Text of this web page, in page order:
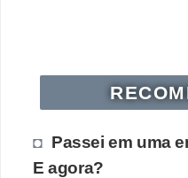
Passei em uma
E agora?